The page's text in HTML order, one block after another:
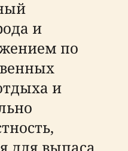
и
по
и